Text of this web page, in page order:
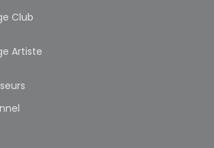
Club
Artiste